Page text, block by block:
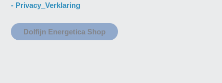
- Privacy_Verklaring
Dolfijn Energetica Shop